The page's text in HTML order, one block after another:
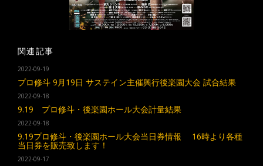
関連記事
2022-09-19
プロ修斗 9月19日 サステイン主催興行後楽園大会 試合結果
2022-09-18
9.19 プロ修斗・後楽園ホール大会計量結果
2022-09-18
9.19プロ修斗・後楽園ホール大会当日券情報 16時より各種
当日券を販売致します！
2022-09-17